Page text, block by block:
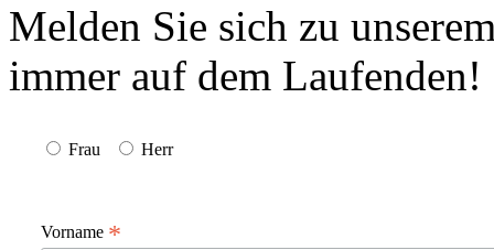
Melden Sie sich zu
immer auf dem Laufenden!
Frau Herr
Vorname *